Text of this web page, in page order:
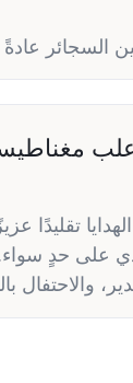
السجائر
ليس فقط على
وخاصةً
مخاطر منتجات
بشأن
هذا الصدد
هذه المقالة
يمكنها المساهمة في حماية صحة الأطفال.
تقليدًا
على حدٍ سواء.
والاحتفال
على وجه